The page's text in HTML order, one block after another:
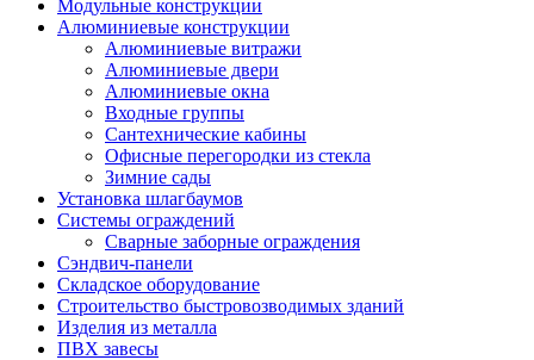
Модульные конструкции
Алюминиевые конструкции
Алюминиевые витражи
Алюминиевые двери
Алюминиевые окна
Входные группы
Сантехнические кабины
Офисные перегородки из стекла
Зимние сады
Установка шлагбаумов
Системы ограждений
Cварные заборные ограждения
Сэндвич-панели
Складское оборудование
Строительство быстровозводимых зданий
Изделия из металла
ПВХ завесы